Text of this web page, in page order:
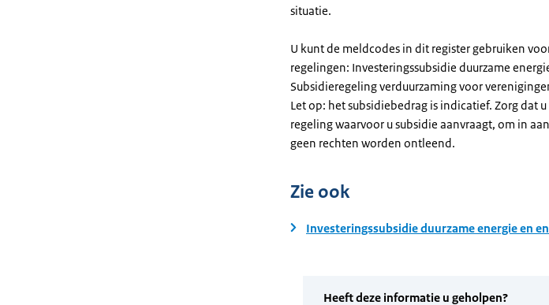
situatie.
U kunt de meldcodes in dit register gebruiken
regelingen: Investeringssubsidie duurzame
Subsidieregeling verduurzaming voor
Let op: het subsidiebedrag is indicatief. Zorg dat
regeling waarvoor u subsidie aanvraagt, om in
geen rechten worden ontleend.
Zie ook
Investeringssubsidie duurzame energie en